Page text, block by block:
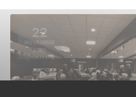
22
NOVEMBRE
2025